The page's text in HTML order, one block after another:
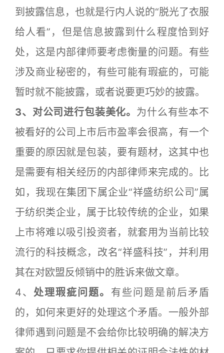
到披露信息，也就是行内人说的“脱光了衣服
给人看”，但是信息披露到什么程度恰到好
处，这是内部律师要考虑衡量的问题。有些
涉及商业秘密的，有些可能有瑕疵的，可能
暂时就不能披露，或者说要更巧妙的披露。
3、 对公司进行包装美化。 为什么有些本不
被看好的公司上市后市盈率会很高，有一个
重要的原因就是包装，要有题材，这其中也
是需要有相关经历的内部律师来完成的。比
如，我现在集团下属企业“祥盛纺织公司”属
于纺织类企业，属于比较传统的企业，如果
上市将难以吸引投资者，就套用为当前比较
流行的科技概念，改名“祥盛科技”，并利用
其在对欧盟反倾销中的胜诉来做文章。
4、 处理瑕疵问题。 有些问题是前后矛盾
的，如何来更好的处理这个矛盾。一般外部
律师遇到问题是不会给你比较明确的解决方